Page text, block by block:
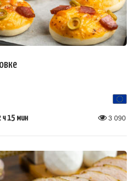
ч 15 мин 3 090